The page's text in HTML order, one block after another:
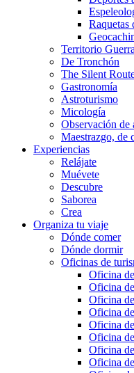
Raquetas
Territorio
De Tronchón
The Silent
Gastronomía
Astroturismo
Micología
Observación de
Maestrazgo, de
Experiencias
Relájate
Muévete
Descubre
Saborea
Crea
Organiza tu viaje
Dónde comer
Dónde dormir
Oficinas de
Oficina
Oficina
Oficina
Oficina
Oficina
Oficina
Oficina
Oficina